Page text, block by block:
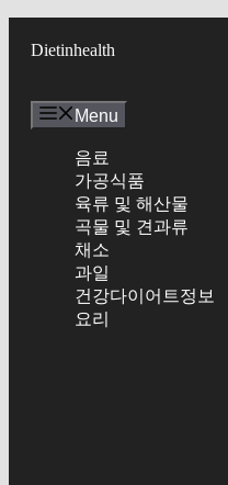
Dietinhealth
Menu
음료
가공식품
육류 및 해산물
곡물 및 견과류
채소
과일
건강다이어트정보
요리